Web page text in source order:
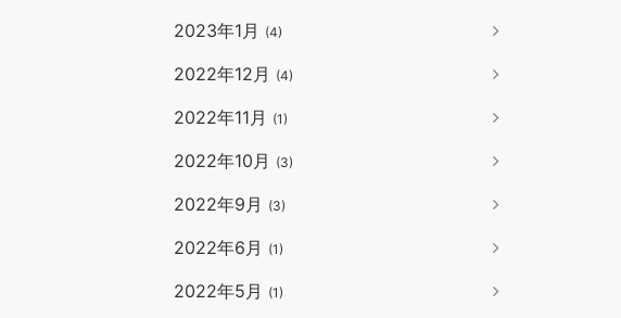
2023年1月 (4)
2022年12月 (4)
2022年11月 (1)
2022年10月 (3)
2022年9月 (3)
2022年6月 (1)
2022年5月 (1)